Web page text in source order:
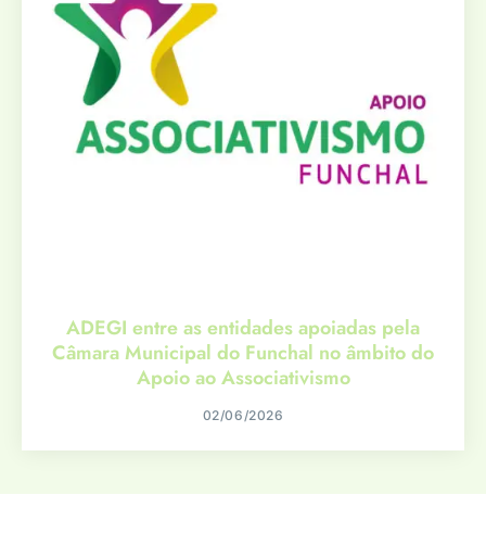
ADEGI entre as entidades apoiadas pela
Câmara Municipal do Funchal no âmbito do
Apoio ao Associativismo
02/06/2026